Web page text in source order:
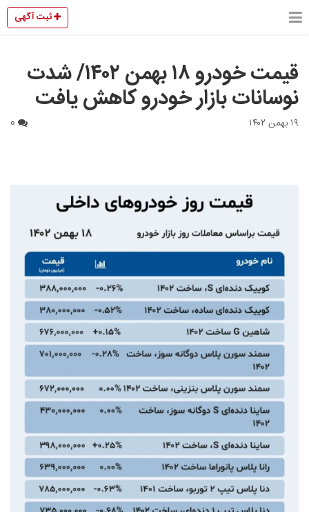
ثبت آگهی
قیمت خودرو ۱۸ بهمن ۱۴۰۲/ شدت
نوسانات بازار خودرو کاهش یافت
۱۹ بهمن ۱۴۰۲